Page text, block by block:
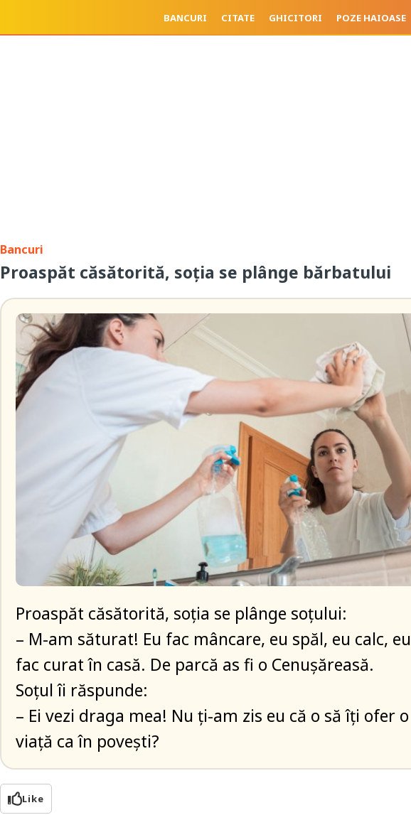
BANCURI CITATE GHICITORI POZE HAIOASE
Bancuri
Proaspăt căsătorită, soția se plânge bărbatului
Proaspăt căsătorită, soția se plânge soțului:
– M-am săturat! Eu fac mâncare, eu spăl, eu calc, eu
fac curat în casă. De parcă as fi o Cenușăreasă.
Soțul îi răspunde:
– Ei vezi draga mea! Nu ți-am zis eu că o să îți ofer o
viață ca în povești?
Like